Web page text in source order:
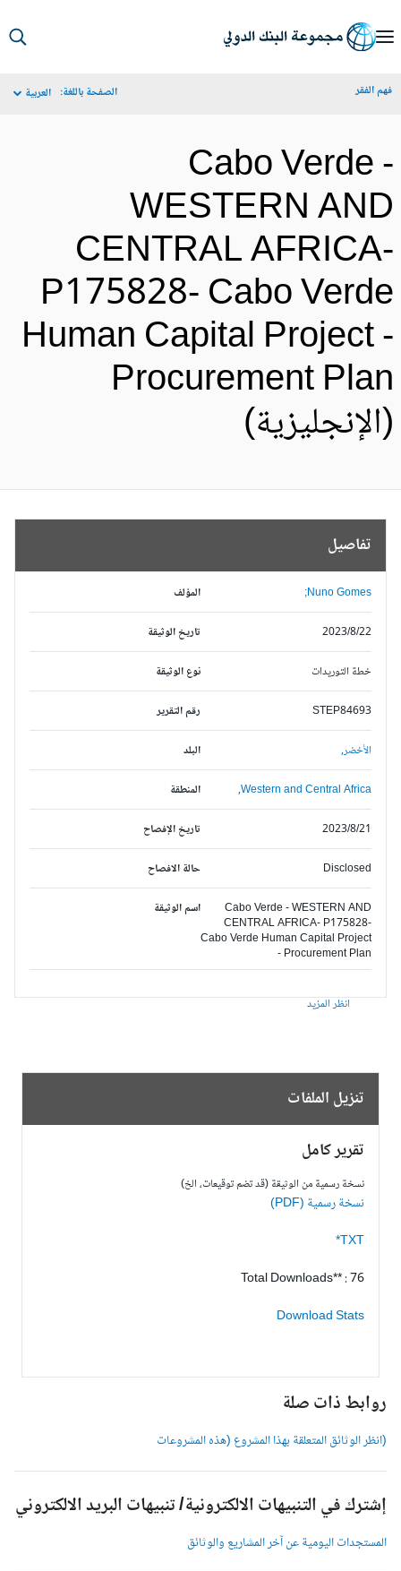
الفقر الصفحة باللغة: العربية
Cabo Verde
WESTERN
CENTRAL
P175828- Cabo
Human Capital Project
Procurement
تفاصيل
المؤلف Nuno Gomes;
تاريخ الوثيقة 2023/8/22
نوع الوثيقة خطة التوريدات
رقم التقرير STEP84693
البلد الأخضر,
المنطقة Western and Central Africa,
تاريخ الإفصاح 2023/8/21
حالة الافصاح Disclosed
اسم الوثيقة
Cabo Verde - WESTERN AND
CENTRAL AFRICA- P175828-
Cabo Verde Human Capital Project
- Procurement Plan
انظر المزيد
تنزيل الملفات
تقرير كامل
نسخة رسمية من الوثيقة (قد تضم توقيعات، الخ)
نسخة رسمية (PDF)
TXT*
Total Downloads** : 76
Download Stats
روابط ذات صلة
(انظر الوثائق المتعلقة بهذا المشروع (هذه المشروعات
إشترك في التنبيهات الالكترونية/ تنبيهات البريد الالكتروني
المستجدات اليومية عن آخر المشاريع والوثائق